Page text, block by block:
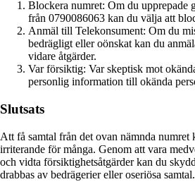
Blockera numret: Om du upprepade
från 0790086063 kan du välja att
Anmäl till Telekonsument: Om du
bedrägligt eller oönskat kan du
vidare åtgärder.
Var försiktig: Var skeptisk mot
personlig information till okända
Slutsats
Att få samtal från det ovan nämnda numret
irriterande för många. Genom att vara
och vidta försiktighetsåtgärder kan du
drabbas av bedrägerier eller oseriösa samtal.